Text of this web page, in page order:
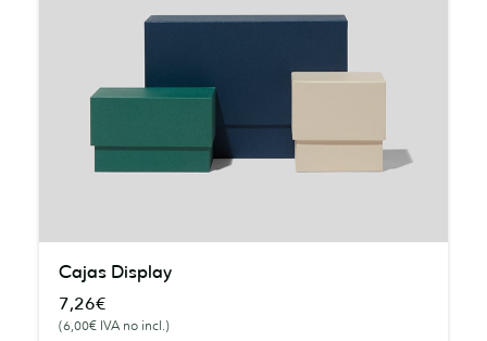
Display
Cajas Display
7,26€
(6,00€ IVA no incl.)